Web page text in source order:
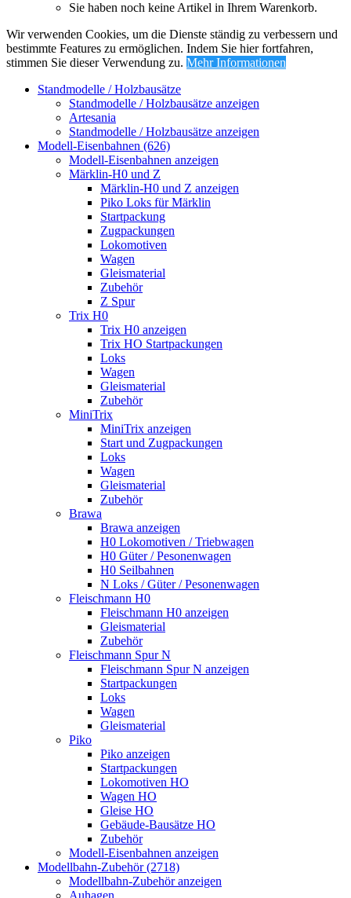
Sie haben noch keine Artikel in Ihrem Warenkorb.
Wir verwenden Cookies, um die Dienste ständig zu verbessern und
bestimmte Features zu ermöglichen. Indem Sie hier fortfahren,
stimmen Sie dieser Verwendung zu. Mehr Informationen
Standmodelle / Holzbausätze
Standmodelle / Holzbausätze anzeigen
Artesania
Standmodelle / Holzbausätze anzeigen
Modell-Eisenbahnen (626)
Modell-Eisenbahnen anzeigen
Märklin-H0 und Z
Märklin-H0 und Z anzeigen
Piko Loks für Märklin
Startpackung
Zugpackungen
Lokomotiven
Wagen
Gleismaterial
Zubehör
Z Spur
Trix H0
Trix H0 anzeigen
Trix HO Startpackungen
Loks
Wagen
Gleismaterial
Zubehör
MiniTrix
MiniTrix anzeigen
Start und Zugpackungen
Loks
Wagen
Gleismaterial
Zubehör
Brawa
Brawa anzeigen
H0 Lokomotiven / Triebwagen
H0 Güter / Pesonenwagen
H0 Seilbahnen
N Loks / Güter / Pesonenwagen
Fleischmann H0
Fleischmann H0 anzeigen
Gleismaterial
Zubehör
Fleischmann Spur N
Fleischmann Spur N anzeigen
Startpackungen
Loks
Wagen
Gleismaterial
Piko
Piko anzeigen
Startpackungen
Lokomotiven HO
Wagen HO
Gleise HO
Gebäude-Bausätze HO
Zubehör
Modell-Eisenbahnen anzeigen
Modellbahn-Zubehör (2718)
Modellbahn-Zubehör anzeigen
Auhagen